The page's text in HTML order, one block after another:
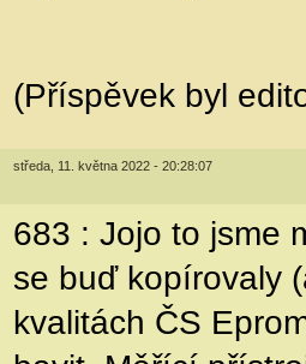
(Příspěvek byl
středa, 11. května 2022 - 20:28:07
683 : Jojo to jsme
se buď kopírovaly
kvalitách ČS